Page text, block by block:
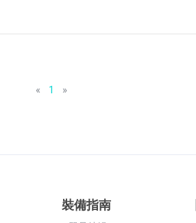
« 1 »
裝備指南